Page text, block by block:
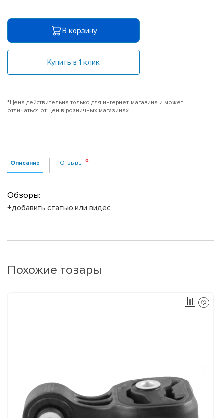
В корзину
Купить в 1 клик
*Цена действительна только для интернет-магазина и может
отличаться от цен в розничных магазинах
Описание Отзывы
Обзоры:
+добавить статью или видео
Похожие товары